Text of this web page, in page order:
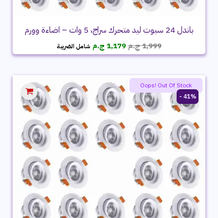
باندل 24 سبوت ليد متحرك سراج، 5 وات – اضاءة وورم
1,999ج.مالسعر
الأصلي
1,999 ج.م.
1,179 ج.م السعر
الحالي
1,179 ج.م.
شامل الضريبة
41% -
Oops! Out Of Stock